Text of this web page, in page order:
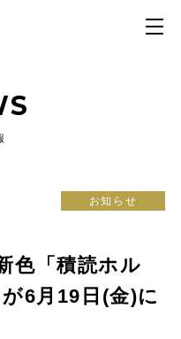
お知らせ
色「積読ホル
6月19日(金)に